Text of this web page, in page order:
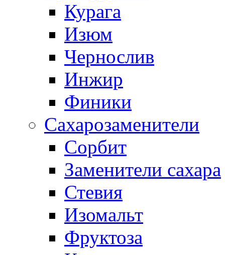
Курага
Изюм
Чернослив
Инжир
Финики
Сахарозаменители
Сорбит
Заменители сахара
Стевия
Изомальт
Фруктоза